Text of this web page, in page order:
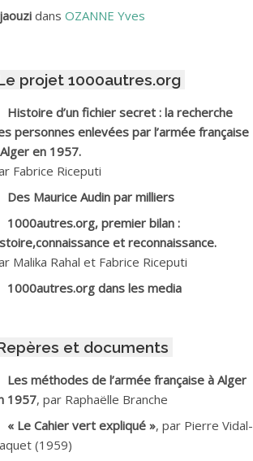
Mohamed *
Ahmed
Mohamed ben Kaddour
Kouider
Ahmed dit le Coiffeur
Mohamed
Salah
M.*
Ali
dans OZANNE Yves
projet 1000autres.org
Histoire d’un fichier secret : la recherche
personnes enlevées par l’armée française
en 1957.
Fabrice Riceputi
Des Maurice Audin par milliers
1000autres.org, premier bilan :
et reconnaissance.
Malika Rahal et Fabrice Riceputi
1000autres.org dans les media
et documents
Les méthodes de l’armée française à Alger
1957, par Raphaëlle Branche
« Le Cahier vert expliqué », par Pierre Vidal-
(1959)